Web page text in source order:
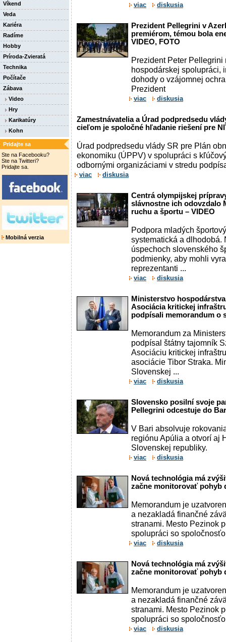
Víkend
Veda
Kariéra
Radíme
Hobby
Príroda-Zvieratá
Technika
Počítače
Zábava
Video
Hry
Karikatúry
Kohn
Pridajte sa
Ste na Facebooku?
Ste na Twitteri?
Pridajte sa.
Mobilná verzia
viac diskusia
Prezident Pellegrini v
premiérom, témou bola
VIDEO, FOTO
Prezident Peter
hospodárskej spolupráci,
dohody o vzájomnej
Prezident
viac diskusia
Zamestnávatelia a Úrad podpredsedu
cieľom je spoločné hľadanie riešení pre
Úrad podpredsedu vlády SR pre Plán
ekonomiku (ÚPPV) v spolupráci s
odbornými organizáciami v stredu
viac diskusia
Centrá olympijskej
slávnostne ich odovzdalo
ruchu a športu – VIDEO
Podpora mladých
systematická a dlhodobá.
úspechoch slovenského
podmienky, aby mohli
reprezentanti ...
viac diskusia
Ministerstvo
Asociácia kritickej
podpísali memorandum o
Memorandum za
podpísal štátny tajomník
Asociáciu kritickej
asociácie Tibor Straka.
Slovenskej ...
viac diskusia
Slovensko posilní svoje
Pellegrini odcestuje do
V Bari absolvuje
regiónu Apúlia a otvorí aj
Slovenskej republiky.
viac diskusia
Nová technológia má
začne monitorovať pohyb
Memorandum je
a nezakladá finančné
stranami. Mesto Pezinok
spolupráci so
viac diskusia
Nová technológia má
začne monitorovať pohyb
Memorandum je
a nezakladá finančné
stranami. Mesto Pezinok
spolupráci so
viac diskusia